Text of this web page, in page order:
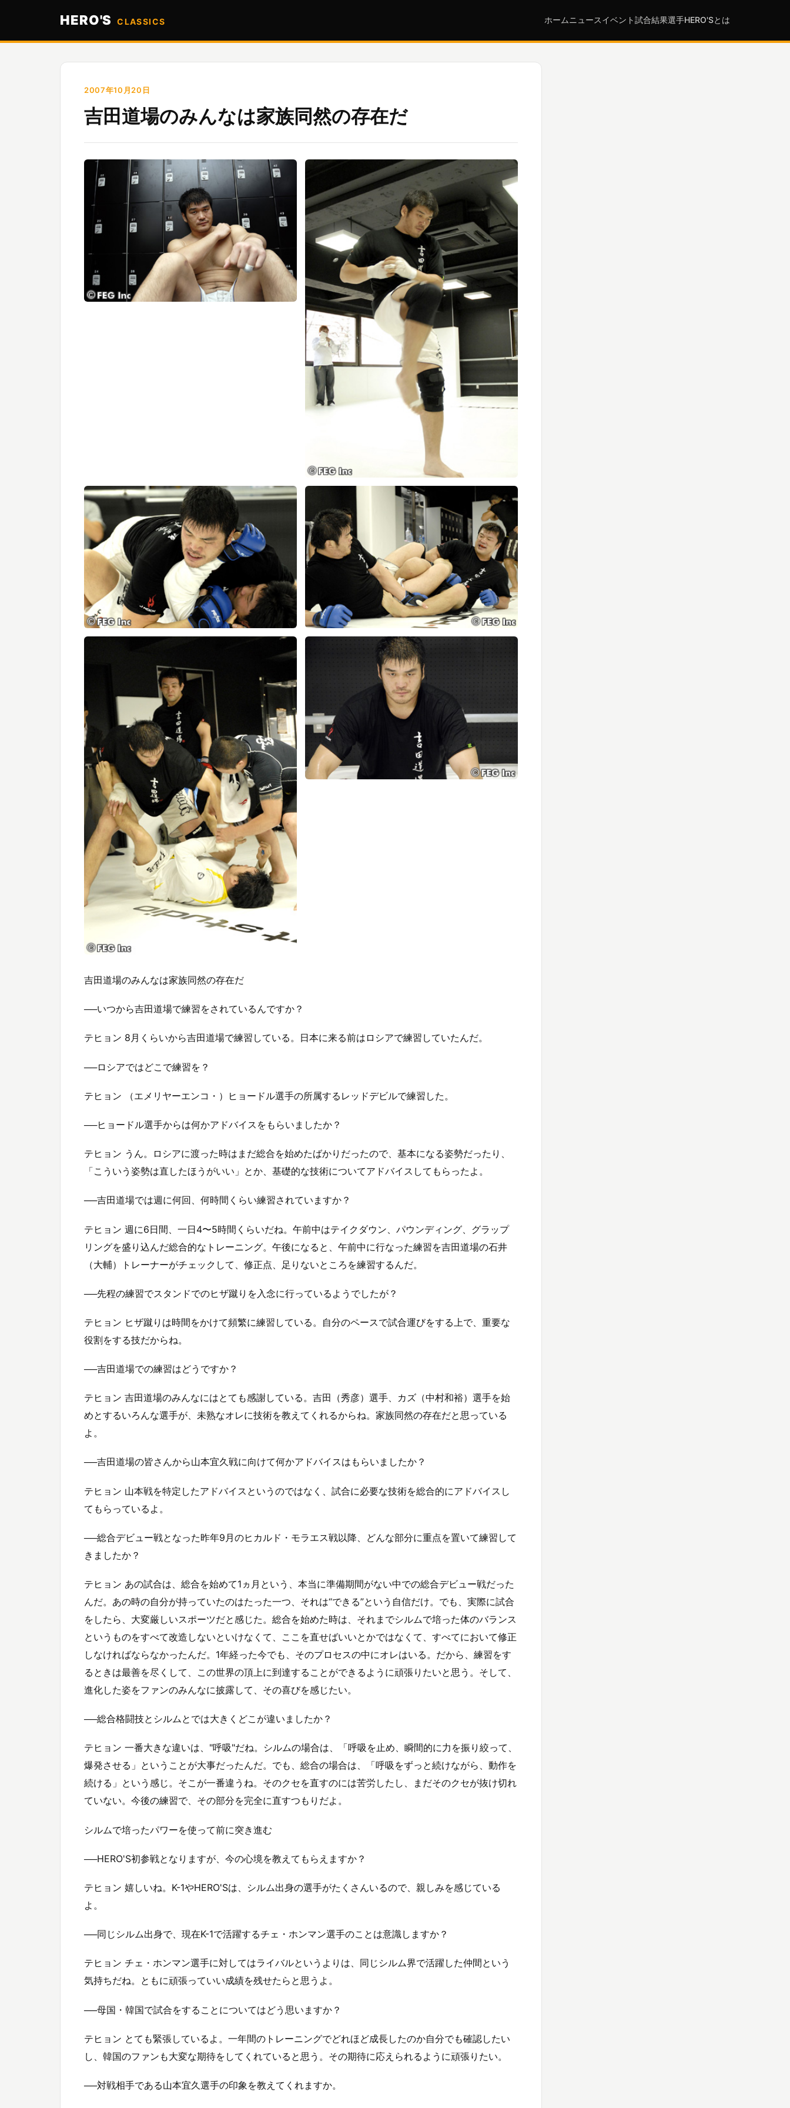
HERO'S CLASSICS ホーム ニュースイベント試合結果選手HERO'Sとは
2007年10月20日
吉田道場のみんなは家族同然の存在だ
吉田道場のみんなは家族同然の存在だ
──いつから吉田道場で練習をされているんですか？
テヒョン 8月くらいから吉田道場で練習している。日本に来る前はロシアで練習していたんだ。
──ロシアではどこで練習を？
テヒョン （エメリヤーエンコ・）ヒョードル選手の所属するレッドデビルで練習した。
──ヒョードル選手からは何かアドバイスをもらいましたか？
テヒョン うん。ロシアに渡った時はまだ総合を始めたばかりだったので、基本になる姿勢だったり、
「こういう姿勢は直したほうがいい」とか、基礎的な技術についてアドバイスしてもらったよ。
──吉田道場では週に何回、何時間くらい練習されていますか？
テヒョン 週に6日間、一日4〜5時間くらいだね。午前中はテイクダウン、パウンディング、グラップ
リングを盛り込んだ総合的なトレーニング。午後になると、午前中に行なった練習を吉田道場の石井
（大輔）トレーナーがチェックして、修正点、足りないところを練習するんだ。
──先程の練習でスタンドでのヒザ蹴りを入念に行っているようでしたが？
テヒョン ヒザ蹴りは時間をかけて頻繁に練習している。自分のペースで試合運びをする上で、重要な
役割をする技だからね。
──吉田道場での練習はどうですか？
テヒョン 吉田道場のみんなにはとても感謝している。吉田（秀彦）選手、カズ（中村和裕）選手を始
めとするいろんな選手が、未熟なオレに技術を教えてくれるからね。家族同然の存在だと思っている
よ。
──吉田道場の皆さんから山本宜久戦に向けて何かアドバイスはもらいましたか？
テヒョン 山本戦を特定したアドバイスというのではなく、試合に必要な技術を総合的にアドバイスし
てもらっているよ。
──総合デビュー戦となった昨年9月のヒカルド・モラエス戦以降、どんな部分に重点を置いて練習して
きましたか？
テヒョン あの試合は、総合を始めて1ヵ月という、本当に準備期間がない中での総合デビュー戦だった
んだ。あの時の自分が持っていたのはたった一つ、それは“できる”という自信だけ。でも、実際に試合
をしたら、大変厳しいスポーツだと感じた。総合を始めた時は、それまでシルムで培った体のバランス
というものをすべて改造しないといけなくて、ここを直せばいいとかではなくて、すべてにおいて修正
しなければならなかったんだ。1年経った今でも、そのプロセスの中にオレはいる。だから、練習をす
るときは最善を尽くして、この世界の頂上に到達することができるように頑張りたいと思う。そして、
進化した姿をファンのみんなに披露して、その喜びを感じたい。
──総合格闘技とシルムとでは大きくどこが違いましたか？
テヒョン 一番大きな違いは、"呼吸"だね。シルムの場合は、「呼吸を止め、瞬間的に力を振り絞って、
爆発させる」ということが大事だったんだ。でも、総合の場合は、「呼吸をずっと続けながら、動作を
続ける」という感じ。そこが一番違うね。そのクセを直すのには苦労したし、まだそのクセが抜け切れ
ていない。今後の練習で、その部分を完全に直すつもりだよ。
シルムで培ったパワーを使って前に突き進む
──HERO'S初参戦となりますが、今の心境を教えてもらえますか？
テヒョン 嬉しいね。K-1やHERO'Sは、シルム出身の選手がたくさんいるので、親しみを感じている
よ。
──同じシルム出身で、現在K-1で活躍するチェ・ホンマン選手のことは意識しますか？
テヒョン チェ・ホンマン選手に対してはライバルというよりは、同じシルム界で活躍した仲間という
気持ちだね。ともに頑張っていい成績を残せたらと思うよ。
──母国・韓国で試合をすることについてはどう思いますか？
テヒョン とても緊張しているよ。一年間のトレーニングでどれほど成長したのか自分でも確認したい
し、韓国のファンも大変な期待をしてくれていると思う。その期待に応えられるように頑張りたい。
──対戦相手である山本宜久選手の印象を教えてくれますか。